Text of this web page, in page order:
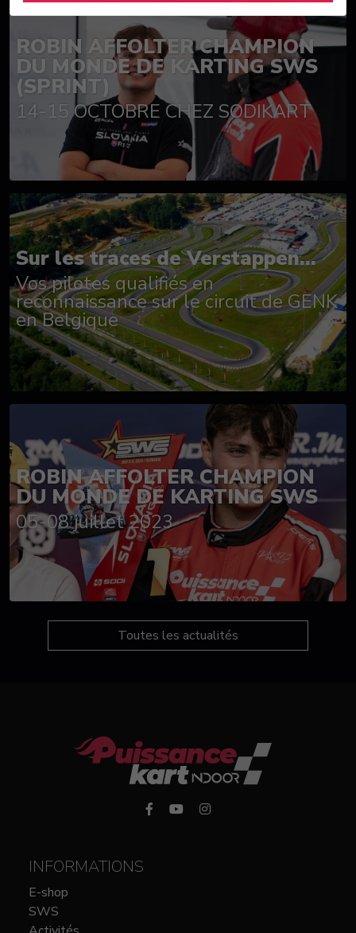
ROBIN AFFOLTER CHAMPION
DU MONDE DE KARTING SWS
(SPRINT)
14-15 OCTOBRE CHEZ SODIKART
Sur les traces de Verstappen...
Vos pilotes qualifiés en
reconnaissance sur le circuit de GENK
en Belgique
ROBIN AFFOLTER CHAMPION
DU MONDE DE KARTING SWS
05-08 juillet 2023
Toutes les actualités
INFORMATIONS
E-shop
SWS